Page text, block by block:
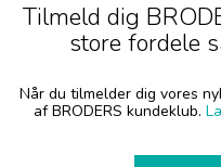
Tilmeld dig
store fordele
Når du tilmelder dig vores
af BRODERS kundeklub.